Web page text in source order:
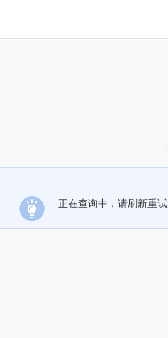
正在查询中，请刷新重试